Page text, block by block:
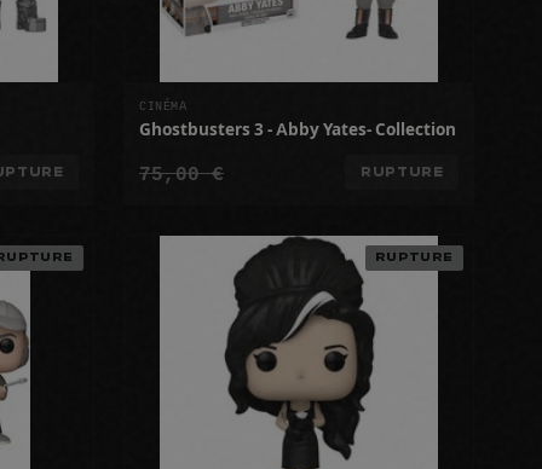
CINÉMA
Ghostbusters 3 - Abby Yates- Collection
75,00 € RUPTURE
RUPTURE